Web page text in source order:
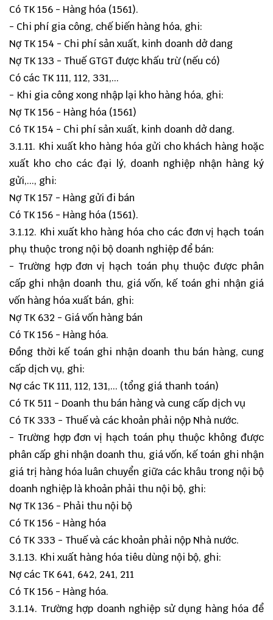
Có TK 156 - Hàng hóa (1561).
- Chi phí gia công, chế biến hàng hóa, ghi:
Nợ TK 154 - Chi phí sản xuất, kinh doanh dở dang
Nợ TK 133 - Thuế GTGT được khấu trừ (nếu có)
Có các TK 111, 112, 331,...
- Khi gia công xong nhập lại kho hàng hóa, ghi:
Nợ TK 156 - Hàng hóa (1561)
Có TK 154 - Chi phí sản xuất, kinh doanh dở dang.
3.1.11. Khi xuất kho hàng hóa gửi cho khách hàng hoặc
xuất kho cho các đại lý, doanh nghiệp nhận hàng ký
gửi,..., ghi:
Nợ TK 157 - Hàng gửi đi bán
Có TK 156 - Hàng hóa (1561).
3.1.12. Khi xuất kho hàng hóa cho các đơn vị hạch toán
phụ thuộc trong nội bộ doanh nghiệp để bán:
- Trường hợp đơn vị hạch toán phụ thuộc được phân
cấp ghi nhận doanh thu, giá vốn, kế toán ghi nhận giá
vốn hàng hóa xuất bán, ghi:
Nợ TK 632 - Giá vốn hàng bán
Có TK 156 - Hàng hóa.
Đồng thời kế toán ghi nhận doanh thu bán hàng, cung
cấp dịch vụ, ghi:
Nợ các TK 111, 112, 131,... (tổng giá thanh toán)
Có TK 511 - Doanh thu bán hàng và cung cấp dịch vụ
Có TK 333 - Thuế và các khoản phải nộp Nhà nước.
- Trường hợp đơn vị hạch toán phụ thuộc không được
phân cấp ghi nhận doanh thu, giá vốn, kế toán ghi nhận
giá trị hàng hóa luân chuyển giữa các khâu trong nội bộ
doanh nghiệp là khoản phải thu nội bộ, ghi:
Nợ TK 136 - Phải thu nội bộ
Có TK 156 - Hàng hóa
Có TK 333 - Thuế và các khoản phải nộp Nhà nước.
3.1.13. Khi xuất hàng hóa tiêu dùng nội bộ, ghi:
Nợ các TK 641, 642, 241, 211
Có TK 156 - Hàng hóa.
3.1.14. Trường hợp doanh nghiệp sử dụng hàng hóa để